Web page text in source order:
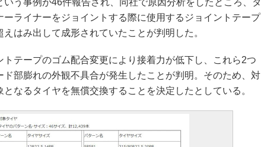
いう事例が46件報告され、同社で原因分析をしたところ、タ
ーライナーをジョイントする際に使用するジョイントテープ
はみ出して成形されていたことが判明した。
テープのゴム配合変更により接着力が低下し、これら2つ
ド部膨れの外観不具合が発生したことが判明。そのため、対
なるタイヤを無償交換することを決定したとしている。